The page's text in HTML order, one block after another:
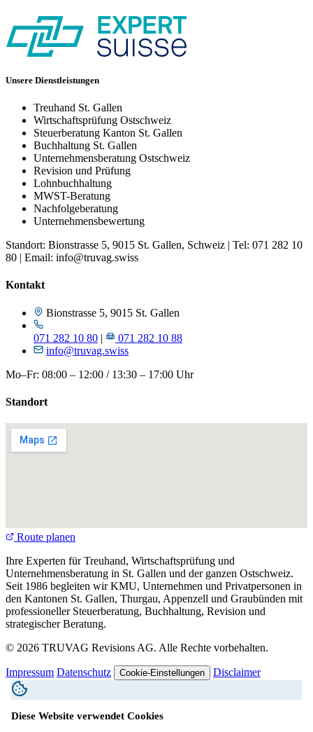
Unsere Dienstleistungen
Treuhand St. Gallen
Wirtschaftsprüfung Ostschweiz
Steuerberatung Kanton St. Gallen
Buchhaltung St. Gallen
Unternehmensberatung Ostschweiz
Revision und Prüfung
Lohnbuchhaltung
MWST-Beratung
Nachfolgeberatung
Unternehmensbewertung
Standort: Bionstrasse 5, 9015 St. Gallen, Schweiz | Tel: 071 282 10
80 | Email: info@truvag.swiss
Kontakt
Bionstrasse 5, 9015 St. Gallen
071 282 10 80 |
071 282 10 88
info@truvag.swiss
Mo–Fr: 08:00 – 12:00 / 13:30 – 17:00 Uhr
Standort
Route planen
Ihre Experten für Treuhand, Wirtschaftsprüfung und
Unternehmensberatung in St. Gallen und der ganzen Ostschweiz.
Seit 1986 begleiten wir KMU, Unternehmen und Privatpersonen in
den Kantonen St. Gallen, Thurgau, Appenzell und Graubünden mit
professioneller Steuerberatung, Buchhaltung, Revision und
strategischer Beratung.
© 2026 TRUVAG Revisions AG. Alle Rechte vorbehalten.
Impressum Datenschutz Cookie-Einstellungen Disclaimer
Diese Website verwendet Cookies